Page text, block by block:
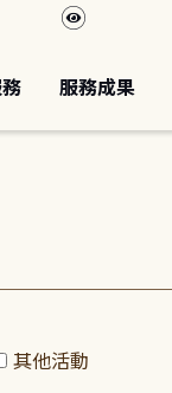
服務成果
其他活動